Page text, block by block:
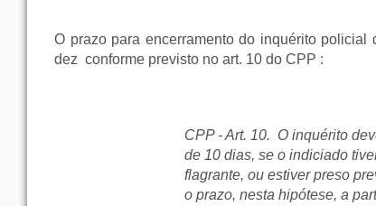
O prazo para encerramento do inquérito policial
dez conforme previsto no art. 10 do CPP :
CPP - Art. 10. O inquérito
de 10 dias, se o indiciado
flagrante, ou estiver preso
o prazo, nesta hipótese, a